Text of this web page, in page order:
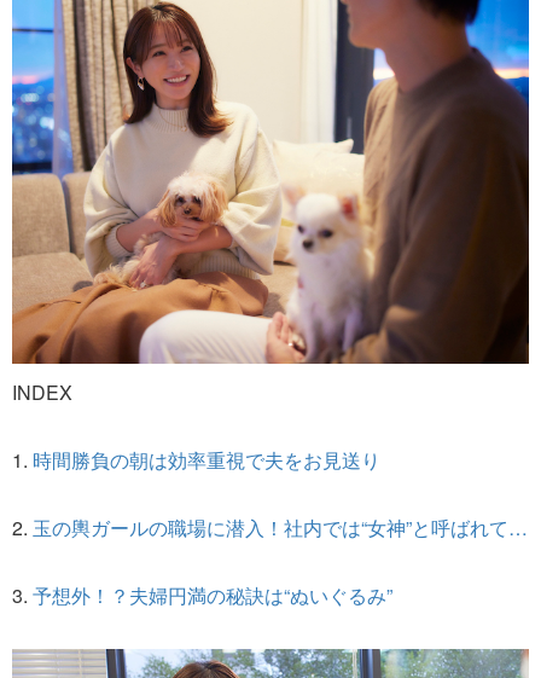
INDEX
1. 時間勝負の朝は効率重視で夫をお見送り
2. 玉の輿ガールの職場に潜入！社内では“女神”と呼ばれて…
3. 予想外！？夫婦円満の秘訣は“ぬいぐるみ”